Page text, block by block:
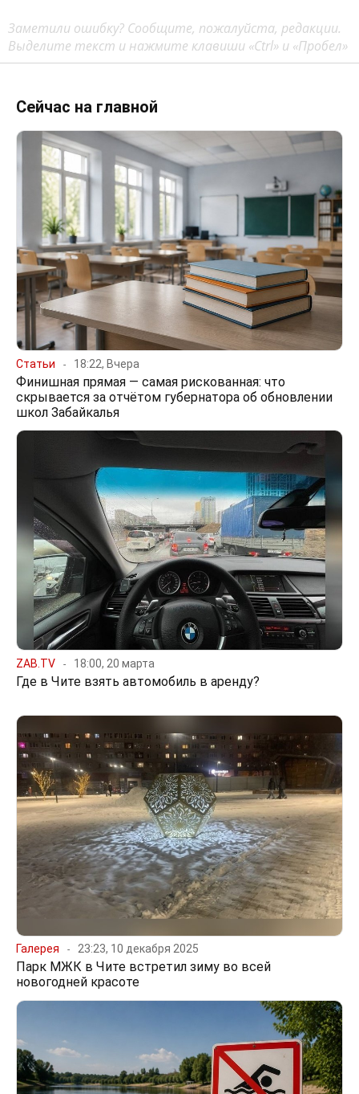
Заметили ошибку? Сообщите, пожалуйста, редакции.
Выделите текст и нажмите клавиши «Ctrl» и «Пробел»
Сейчас на главной
Статьи 18:22, Вчера
Финишная прямая — самая рискованная: что
скрывается за отчётом губернатора об обновлении
школ Забайкалья
ZAB.TV 18:00, 20 марта
Где в Чите взять автомобиль в аренду?
Галерея 23:23, 10 декабря 2025
Парк МЖК в Чите встретил зиму во всей
новогодней красоте